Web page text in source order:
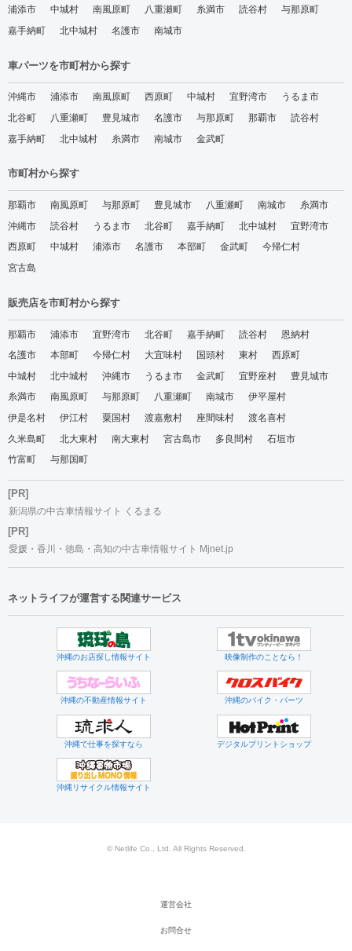
浦添市
中城村 南風原町 八重瀬町 糸満市 読谷村
与那原町
嘉手納町
北中城村 名護市 南城市
車パーツを市町村から探す
沖縄市 浦添市 南風原町 西原町 中城村 宜野湾市
うるま市
北谷町
八重瀬町 豊見城市 名護市 与那原町 那覇市
読谷村
嘉手納町
北中城村 糸満市 南城市 金武町
市町村から探す
那覇市 南風原町 与那原町 豊見城市 八重瀬町 南城市
糸満市
沖縄市
読谷村 うるま市 北谷町 嘉手納町 北中城村
宜野湾市
西原町
中城村 浦添市 名護市 本部町 金武町
今帰仁村
宮古島
販売店を市町村から探す
那覇市 浦添市 宜野湾市 北谷町 嘉手納町 読谷村
恩納村
名護市
本部町 今帰仁村 大宜味村 国頭村 東村
西原町
中城村
北中城村 沖縄市 うるま市 金武町 宜野座村
豊見城市
糸満市
南風原町 与那原町 八重瀬町 南城市
伊平屋村
伊是名村
伊江村 粟国村 渡嘉敷村 座間味村
渡名喜村
久米島町
北大東村 南大東村 宮古島市 多良間村
石垣市
竹富町
与那国町
[PR]
新潟県の中古車情報サイト くるまる
[PR]
愛媛・香川・徳島・高知の中古車情報サイト Mjnet.jp
ネットライフが運営する関連サービス
沖縄のお店探し情報サイト 映像制作のことなら！
沖縄の不動産情報サイト 沖縄のバイク・パーツ
沖縄で仕事を探すなら デジタルプリントショップ
沖縄リサイクル情報サイト
© Netlife Co., Ltd. All Rights Reserved.
運営会社
お問合せ